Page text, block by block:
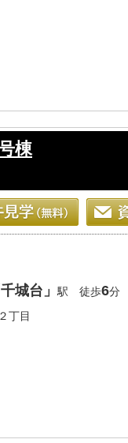
棟
千城台」駅 徒歩6分
丁目